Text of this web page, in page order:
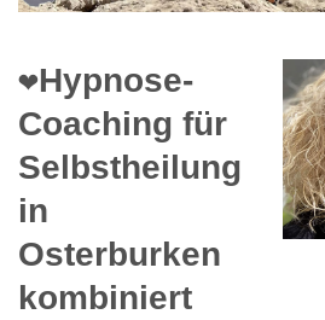
❤️Hypnose-
Coaching für
Selbstheilung
in
Osterburken
kombiniert